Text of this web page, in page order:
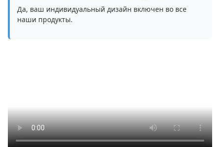
Да, ваш индивидуальный дизайн включен во все
наши продукты.